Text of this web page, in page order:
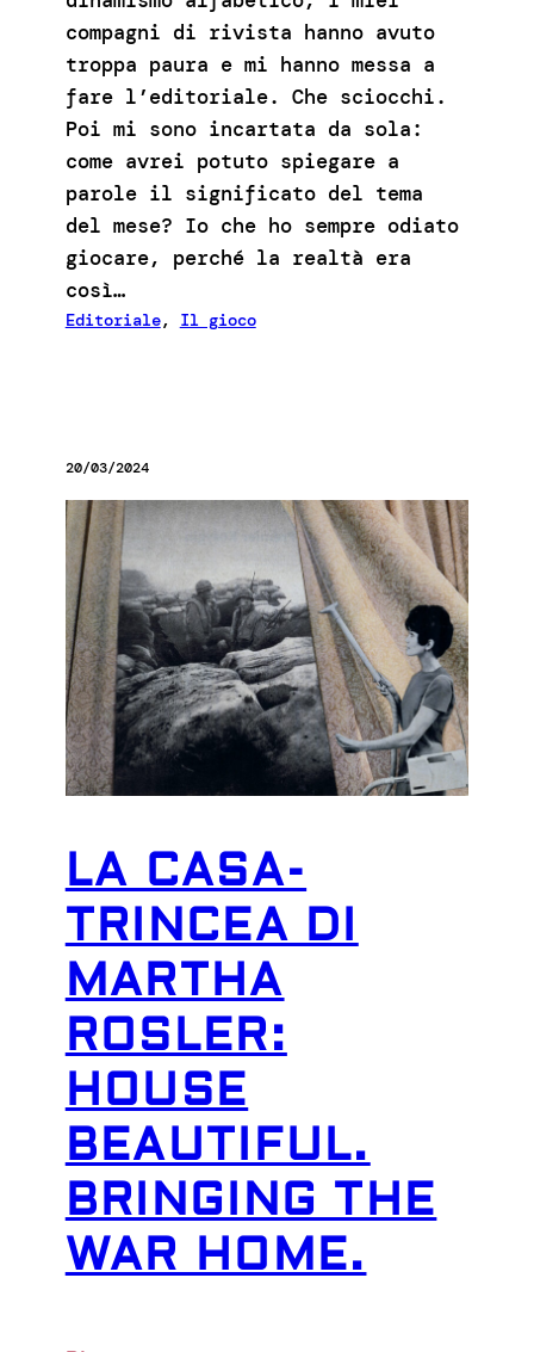
compagni di rivista hanno avuto
troppa paura e mi hanno messa a
fare l’editoriale. Che sciocchi.
Poi mi sono incartata da sola:
come avrei potuto spiegare a
parole il significato del tema
del mese? Io che ho sempre odiato
giocare, perché la realtà era
così…
Editoriale, Il gioco
20/03/2024
LA CASA-
TRINCEA DI
MARTHA
ROSLER:
HOUSE
BEAUTIFUL.
BRINGING THE
WAR HOME.